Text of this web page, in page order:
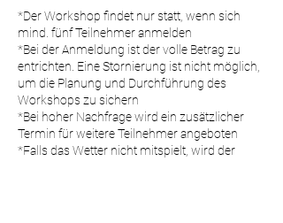
*Der Workshop findet nur statt, wenn sich
mind. fünf Teilnehmer anmelden
*Bei der Anmeldung ist der volle Betrag zu
entrichten. Eine Stornierung ist nicht möglich,
um die Planung und Durchführung des
Workshops zu sichern
*Bei hoher Nachfrage wird ein zusätzlicher
Termin für weitere Teilnehmer angeboten
*Falls das Wetter nicht mitspielt, wird der